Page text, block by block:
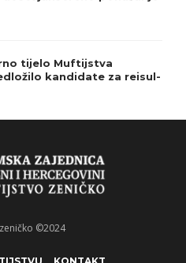
tijelo Muftijstva
kandidate za reisul-
©2024